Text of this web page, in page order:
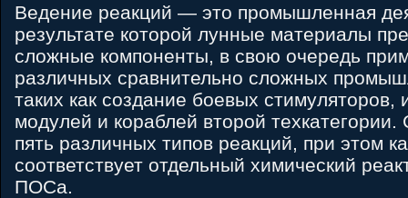
Ведение реакций — это промышленная
результате которой лунные материалы
сложные компоненты, в свою очередь
различных сравнительно сложных
таких как создание боевых стимуляторов,
модулей и кораблей второй техкатегории.
пять различных типов реакций, при этом
соответствует отдельный химический
ПОСа.